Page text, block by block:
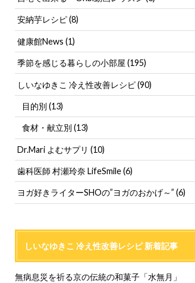
安納芋レシピ(8)
健康館News(1)
季節を感じる暮らしの小部屋(195)
しいなゆきこ 冷え性改善レシピ(90)
目的別 (13)
食材・献立別 (13)
Dr.Mari よむサプリ(10)
歯科医師 村瀬玲奈 LifeSmile(6)
ヨガ好きライターSHOの”ヨガのおかげ～”(6)
しいなゆきこ 冷え性改善レシピ 新着記事
無病息災を祈る京の伝統の和菓子「水無月」